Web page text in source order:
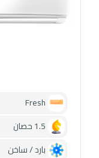
بارد / ساخن